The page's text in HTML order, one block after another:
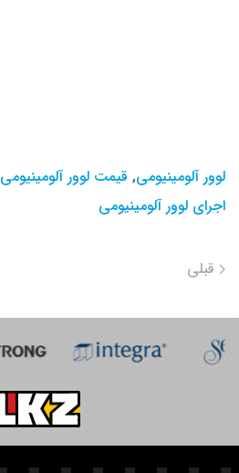
لوور آلومینیومی, قیمت لوور آلومینیومی
اجرای لوور آلومینیومی
قبلی